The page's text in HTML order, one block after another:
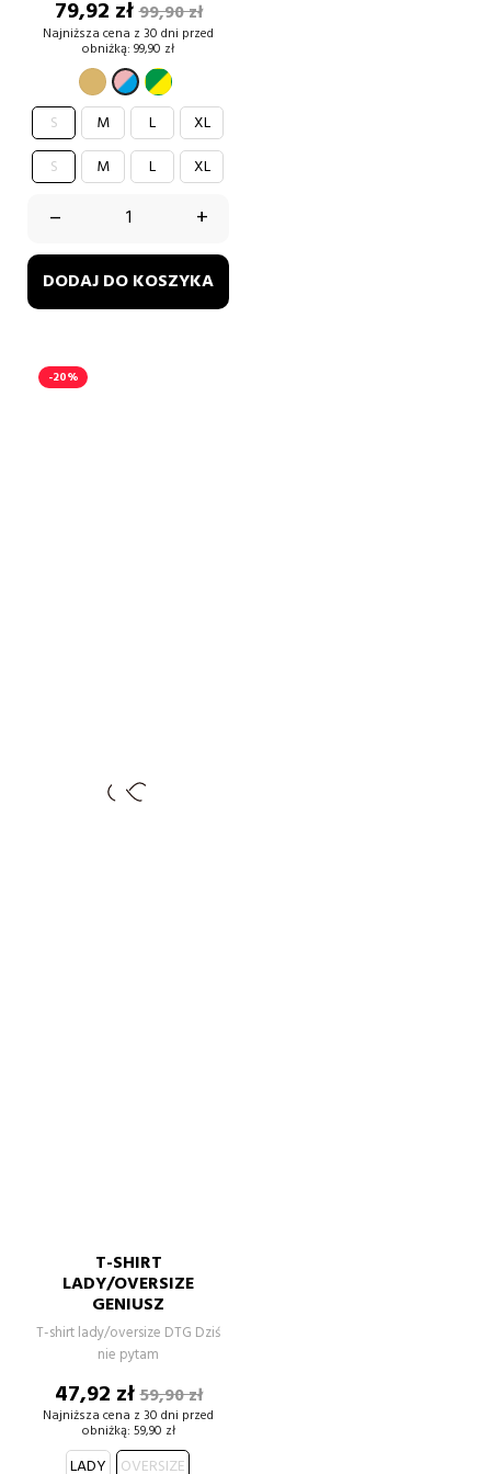
Cena
79,92 złCena
podstawowa
99,90 zł
Najniższa cena z 30 dni przed
obniżką: 99,90 zł
złotyróżowy
i
niebieski
żółty
i
zielony
S M L
XL
S
M L XL
– +
DODAJ DO KOSZYKA
-20%
T-SHIRT
LADY/OVERSIZE
GENIUSZ
T-shirt lady/oversize DTG Dziś
nie pytam
Cena
47,92 złCena
podstawowa
59,90 zł
Najniższa cena z 30 dni przed
obniżką: 59,90 zł
LADY
OVERSIZE